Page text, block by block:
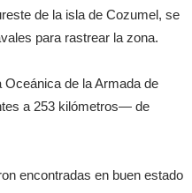
de la isla de Cozumel, se
para rastrear la zona.
Oceánica de la Armada de
a 253 kilómetros— de
encontradas en buen estado